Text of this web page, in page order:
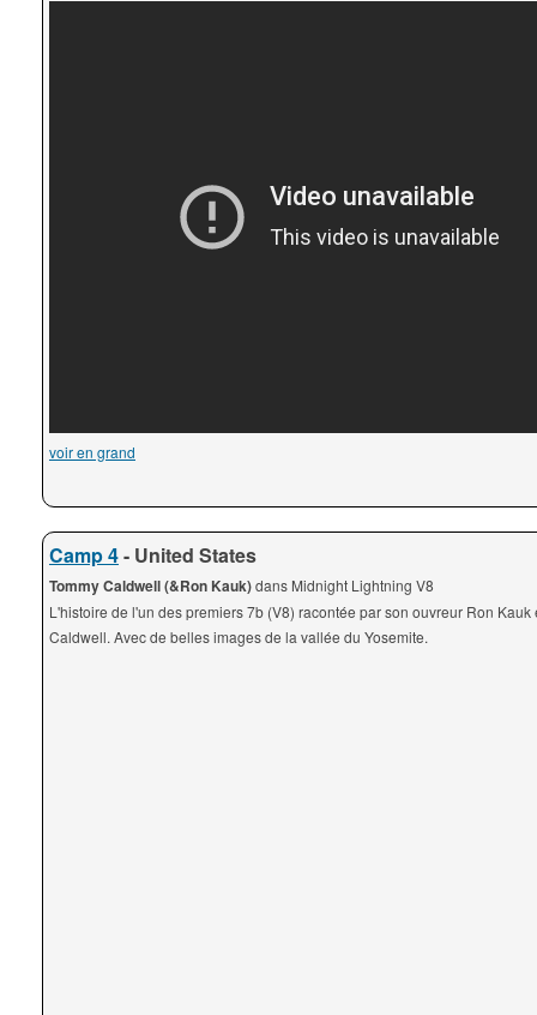
voir en grand
Camp 4- United States
Tommy Caldwell (&Ron Kauk)dans Midnight Lightning V8
L'histoire de l'un des premiers 7b (V8) racontée par son ouvreur Ron Kauk
Caldwell. Avec de belles images de la vallée du Yosemite.